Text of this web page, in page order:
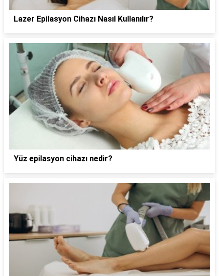
Lazer Epilasyon Cihazı Nasıl Kullanılır?
Yüz epilasyon cihazı nedir?